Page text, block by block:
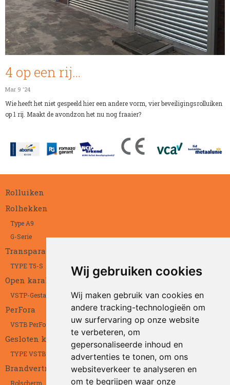
Wij gebruiken cookies
Wij maken gebruik van cookies en
andere tracking-technologieën om
uw surfervaring op onze website
te verbeteren, om
gepersonaliseerde inhoud en
advertenties te tonen, om ons
websiteverkeer te analyseren en
om te begrijpen waar onze
4 op een rij…
Mar 9 '24
Wie heeft het niet gespeeld hier een andere vorm, vier beveiligingsrolluiken
op 1 rij. Maakt de avondzon het nu nog fraaier?
Rolluiken
Rolhekken
Type A9
G-Serie
Transparant
TYPE T5-S
Open karakter
VSTP-Gestanst
PerFora
VSTB PerFora
Gesloten karakter
TYPE VSTB
Brandvertragend
Rolscherm